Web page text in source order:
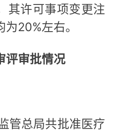
其许可事项变更注
20%左右。
评审批情况
管总局共批准医疗